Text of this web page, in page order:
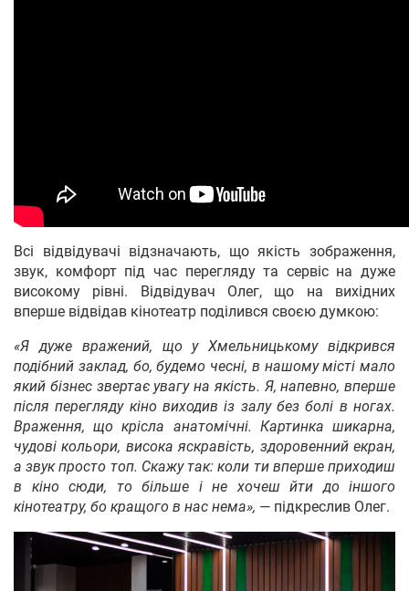
Всі відвідувачі відзначають, що якість зображення,
звук, комфорт під час перегляду та сервіс на дуже
високому рівні. Відвідувач Олег, що на вихідних
вперше відвідав кінотеатр поділився своєю думкою:
«Я дуже вражений, що у Хмельницькому відкрився
подібний заклад, бо, будемо чесні, в нашому місті мало
який бізнес звертає увагу на якість. Я, напевно, вперше
після перегляду кіно виходив із залу без болі в ногах.
Враження, що крісла анатомічні. Картинка шикарна,
чудові кольори, висока яскравість, здоровенний екран,
а звук просто топ. Скажу так: коли ти вперше приходиш
в кіно сюди, то більше і не хочеш йти до іншого
кінотеатру, бо кращого в нас нема», — підкреслив Олег.